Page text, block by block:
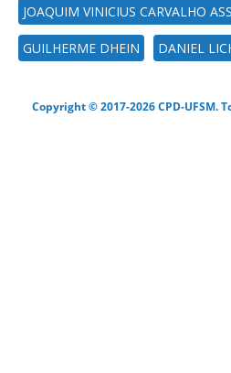
JOAQUIM VINICIUS CARVALHO
GUILHERME DHEIN DANIEL
Copyright © 2017-2026 CPD-UFSM.